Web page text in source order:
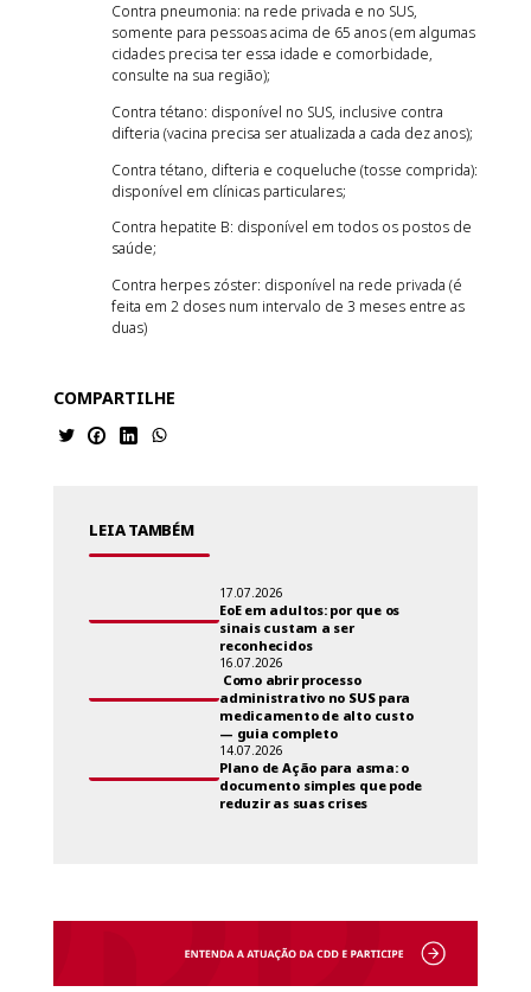
Contra pneumonia: na rede privada e no SUS,
somente para pessoas acima de 65 anos (em algumas
cidades precisa ter essa idade e comorbidade,
consulte na sua região);
Contra tétano: disponível no SUS, inclusive contra
difteria (vacina precisa ser atualizada a cada dez anos);
Contra tétano, difteria e coqueluche (tosse comprida):
disponível em clínicas particulares;
Contra hepatite B: disponível em todos os postos de
saúde;
Contra herpes zóster: disponível na rede privada (é
feita em 2 doses num intervalo de 3 meses entre as
duas)
COMPARTILHE
LEIA TAMBÉM
17.07.2026
EoE em adultos: por que os
sinais custam a ser
reconhecidos
16.07.2026
Como abrir processo
administrativo no SUS para
medicamento de alto custo
— guia completo
14.07.2026
Plano de Ação para asma: o
documento simples que pode
reduzir as suas crises